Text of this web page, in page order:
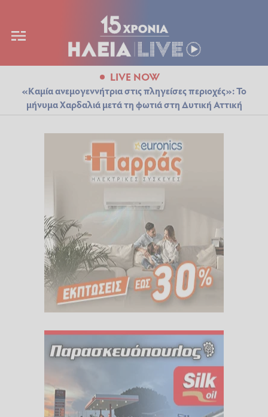
LIVE NOW
«Καμία ανεμογεννήτρια στις πληγείσες περιοχές»: Το
μήνυμα Χαρδαλιά μετά τη φωτιά στη Δυτική Αττική